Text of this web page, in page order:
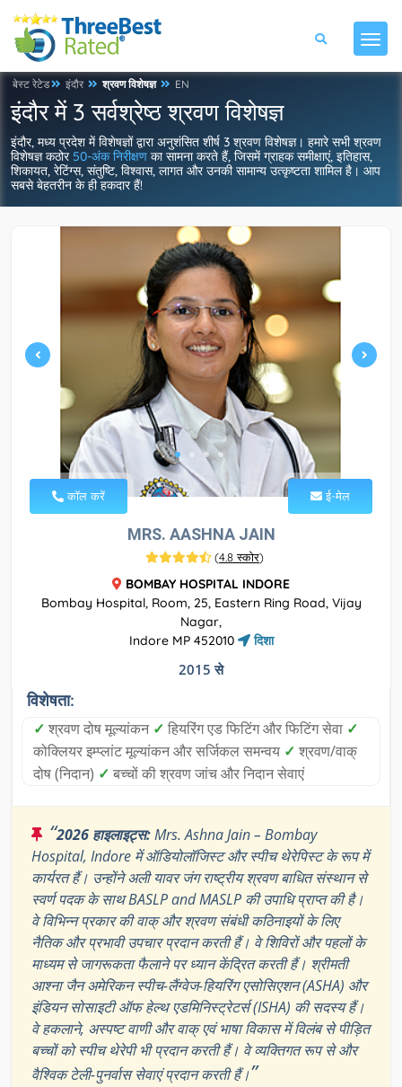
बेस्ट रेटेड इंदौर श्रवण विशेषज्ञ EN
इंदौर में 3 सर्वश्रेष्ठ श्रवण विशेषज्ञ
इंदौर, मध्य प्रदेश में विशेषज्ञों द्वारा अनुशंसित शीर्ष 3 श्रवण विशेषज्ञ। हमारे सभी श्रवण
विशेषज्ञ कठोर 50-अंक निरीक्षण का सामना करते हैं, जिसमें ग्राहक समीक्षाएं, इतिहास,
शिकायत, रेटिंग्स, संतुष्टि, विश्वास, लागत और उनकी सामान्य उत्कृष्टता शामिल है। आप
सबसे बेहतरीन के ही हकदार हैं!
कॉल करें ई-मेल
MRS. AASHNA JAIN
(4.8 स्कोर)
BOMBAY HOSPITAL INDORE
Bombay Hospital, Room, 25, Eastern Ring Road, Vijay
Nagar,
Indore MP 452010
दिशा
2015 से
विशेषता:
✓ श्रवण दोष मूल्यांकन ✓ हियरिंग एड फिटिंग और फिटिंग सेवा ✓
कोक्लियर इम्प्लांट मूल्यांकन और सर्जिकल समन्वय ✓ श्रवण/वाक्
दोष (निदान) ✓ बच्चों की श्रवण जांच और निदान सेवाएं
“2026 हाइलाइट्स:Mrs. Ashna Jain – Bombay
Hospital, Indore में ऑडियोलॉजिस्ट और स्पीच थेरेपिस्ट के रूप में
कार्यरत हैं। उन्होंने अली यावर जंग राष्ट्रीय श्रवण बाधित संस्थान से
स्वर्ण पदक के साथ BASLP and MASLP की उपाधि प्राप्त की है।
वे विभिन्न प्रकार की वाक् और श्रवण संबंधी कठिनाइयों के लिए
नैतिक और प्रभावी उपचार प्रदान करती हैं। वे शिविरों और पहलों के
माध्यम से जागरूकता फैलाने पर ध्यान केंद्रित करती हैं। श्रीमती
आश्ना जैन अमेरिकन स्पीच-लैंग्वेज-हियरिंग एसोसिएशन (ASHA) और
इंडियन सोसाइटी ऑफ हेल्थ एडमिनिस्ट्रेटर्स (ISHA) की सदस्य हैं।
वे हकलाने, अस्पष्ट वाणी और वाक् एवं भाषा विकास में विलंब से पीड़ित
बच्चों को स्पीच थेरेपी भी प्रदान करती हैं। वे व्यक्तिगत रूप से और
वैश्विक टेली-पुनर्वास सेवाएं प्रदान करती हैं।”